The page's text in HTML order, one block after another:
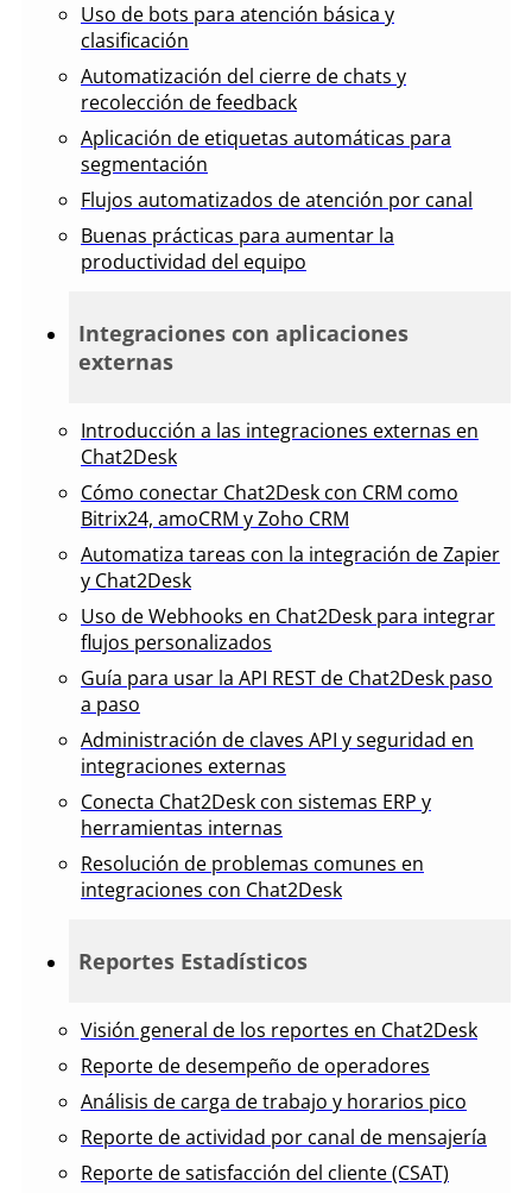
Uso de bots para atención básica y
clasificación
Automatización del cierre de chats y
recolección de feedback
Aplicación de etiquetas automáticas para
segmentación
Flujos automatizados de atención por canal
Buenas prácticas para aumentar la
productividad del equipo
Integraciones con aplicaciones
externas
Introducción a las integraciones externas en
Chat2Desk
Cómo conectar Chat2Desk con CRM como
Bitrix24, amoCRM y Zoho CRM
Automatiza tareas con la integración de Zapier
y Chat2Desk
Uso de Webhooks en Chat2Desk para integrar
flujos personalizados
Guía para usar la API REST de Chat2Desk paso
a paso
Administración de claves API y seguridad en
integraciones externas
Conecta Chat2Desk con sistemas ERP y
herramientas internas
Resolución de problemas comunes en
integraciones con Chat2Desk
Reportes Estadísticos
Visión general de los reportes en Chat2Desk
Reporte de desempeño de operadores
Análisis de carga de trabajo y horarios pico
Reporte de actividad por canal de mensajería
Reporte de satisfacción del cliente (CSAT)